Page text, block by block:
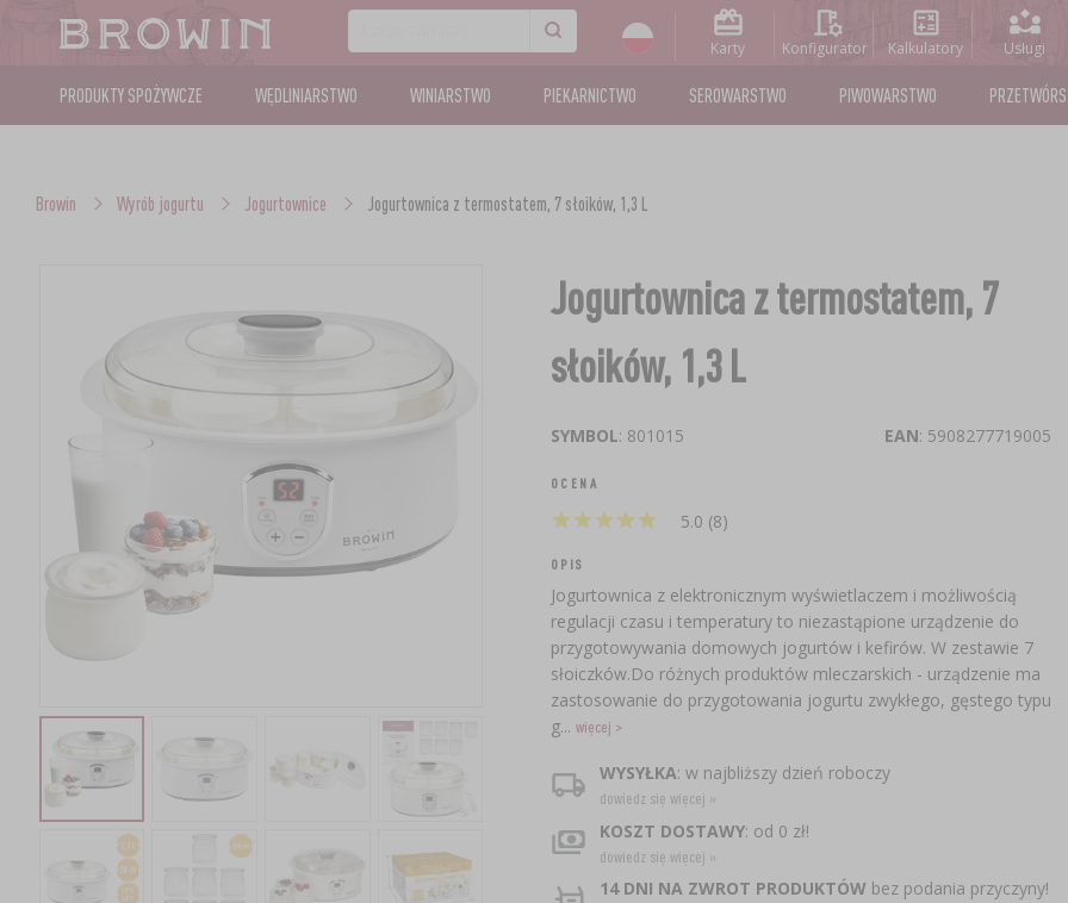
Karty Konfigurator Kalkulatory Usługi
PRODUKTY SPOŻYWCZE WĘDLINIARSTWO WINIARSTWO PIEKARNICTWO SEROWARSTWO PIWOWARSTWO
Browin Wyrób jogurtu Jogurtownice Jogurtownica z termostatem, 7 słoików, 1,3 L
Jogurtownica z termostatem, 7
słoików, 1,3 L
SYMBOL: 801015 EAN: 5908277719005
OCENA
★★★★★
★★★★★ 5.0 (8)
OPIS
Jogurtownica z elektronicznym wyświetlaczem i możliwością
regulacji czasu i temperatury to niezastąpione urządzenie do
przygotowywania domowych jogurtów i kefirów. W zestawie 7
słoiczków.​Do różnych produktów mleczarskich - urządzenie ma
zastosowanie do przygotowania jogurtu zwykłego, gęstego typu
g... więcej >
WYSYŁKA: w najbliższy dzień roboczy
dowiedz się więcej »
KOSZT DOSTAWY: od 0 zł!
dowiedz się więcej »
14 DNI NA ZWROT PRODUKTÓW bez podania przyczyny!